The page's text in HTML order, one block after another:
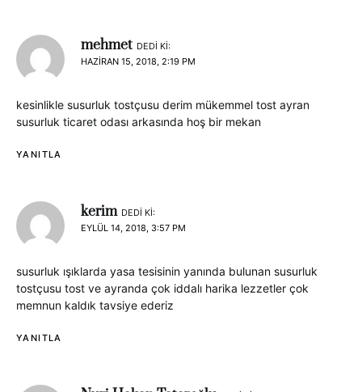
mehmet DEDI KI:
HAZIRAN 15, 2018, 2:19 PM
kesinlikle susurluk tostçusu derim mükemmel tost ayran
susurluk ticaret odası arkasında hoş bir mekan
YANITLA
kerim DEDI KI:
EYLÜL 14, 2018, 3:57 PM
susurluk ışıklarda yasa tesisinin yanında bulunan susurluk
tostçusu tost ve ayranda çok iddalı harika lezzetler çok
memnun kaldık tavsiye ederiz
YANITLA